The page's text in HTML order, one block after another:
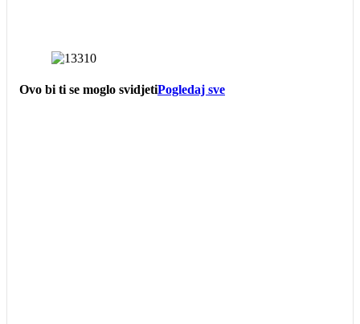
Ovo bi ti se moglo svidjetiPogledaj sve